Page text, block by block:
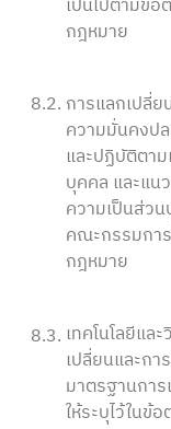
เป็นไปตามข้
กฎหมาย
8.2. การแลกเปลี่
ความมั่นคงป
และปฏิบัติตา
บุคคล และแน
ความเป็นส่ว
คณะกรรมกา
กฎหมาย
8.3. เทคโนโลยีแล
เปลี่ยนและกา
มาตรฐานการ
ให้ระบุไว้ในข้